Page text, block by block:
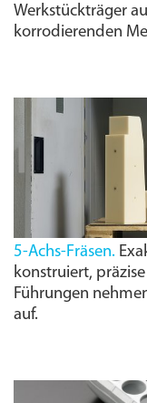
Werkstück­träger
korrodierenden
5-Achs-Fräsen.
konstruiert,
Führungen
auf.